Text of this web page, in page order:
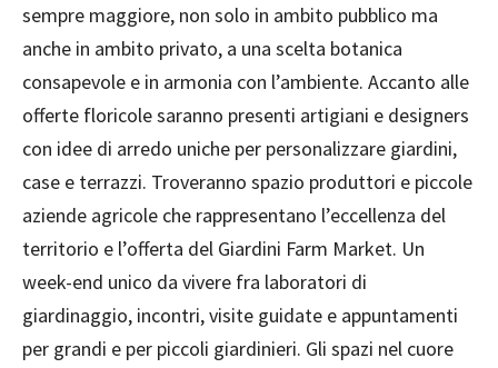
sempre maggiore, non solo in ambito pubblico ma
anche in ambito privato, a una scelta botanica
consapevole e in armonia con l’ambiente. Accanto alle
offerte floricole saranno presenti artigiani e designers
con idee di arredo uniche per personalizzare giardini,
case e terrazzi. Troveranno spazio produttori e piccole
aziende agricole che rappresentano l’eccellenza del
territorio e l’offerta del Giardini Farm Market. Un
week-end unico da vivere fra laboratori di
giardinaggio, incontri, visite guidate e appuntamenti
per grandi e per piccoli giardinieri. Gli spazi nel cuore